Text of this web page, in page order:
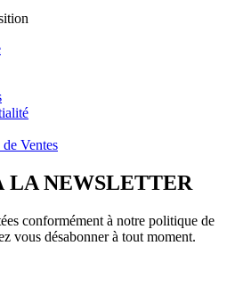
Ventes
LA NEWSLETTER
conformément à notre politique de
vous désabonner à tout moment.